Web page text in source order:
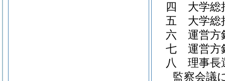
四
大学総
五
大学総
六
運営方
七
運営方
八
理事長
監察会議